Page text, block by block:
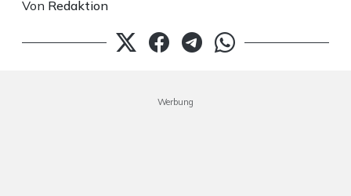
Von Redaktion
Werbung